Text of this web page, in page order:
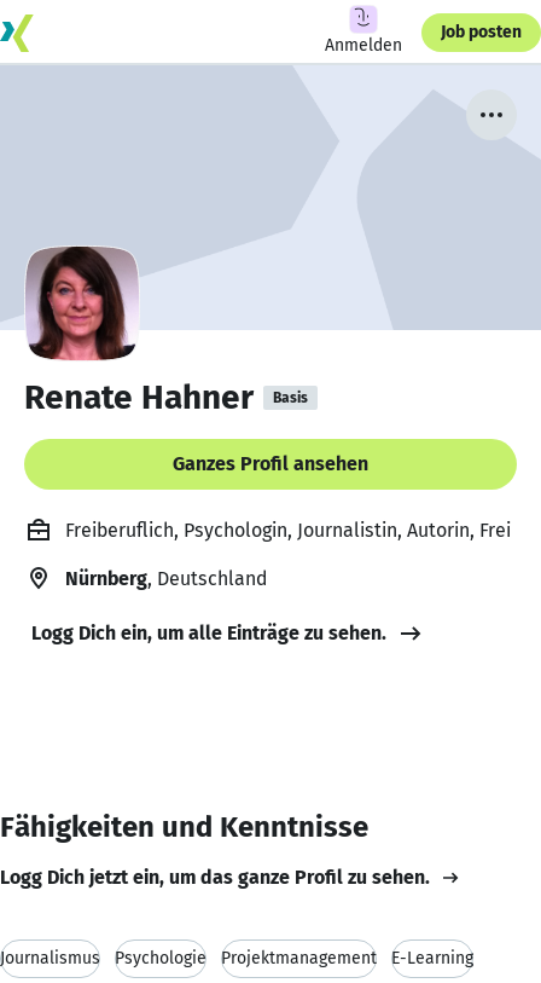
Anmelden
Job posten
Renate Hahner Basis
Ganzes Profil ansehen
Freiberuflich, Psychologin, Journalistin, Autorin, Frei
Nürnberg, Deutschland
Logg Dich ein, um alle Einträge zu sehen.
Fähigkeiten und Kenntnisse
Logg Dich jetzt ein, um das ganze Profil zu sehen.
Journalismus Psychologie Projektmanagement E-Learning